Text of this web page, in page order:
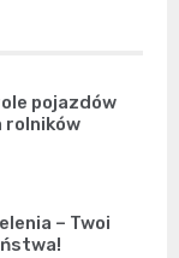
pojazdów
rolników
– Twoi